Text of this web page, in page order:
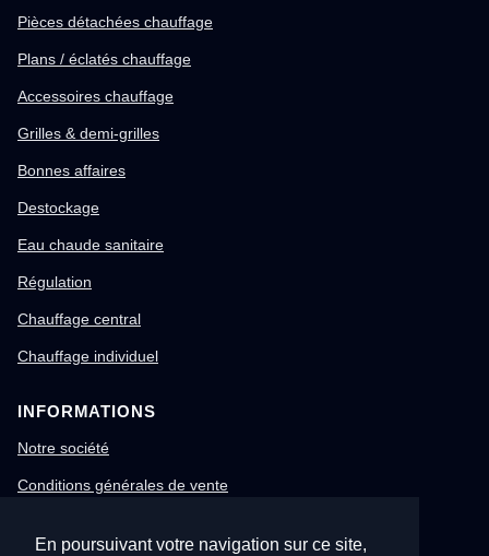
En poursuivant votre navigation sur ce site,
Pièces détachées chauffage
Plans / éclatés chauffage
Accessoires chauffage
Grilles & demi-grilles
Bonnes affaires
Destockage
Eau chaude sanitaire
Régulation
Chauffage central
Chauffage individuel
INFORMATIONS
Notre société
Conditions générales de vente